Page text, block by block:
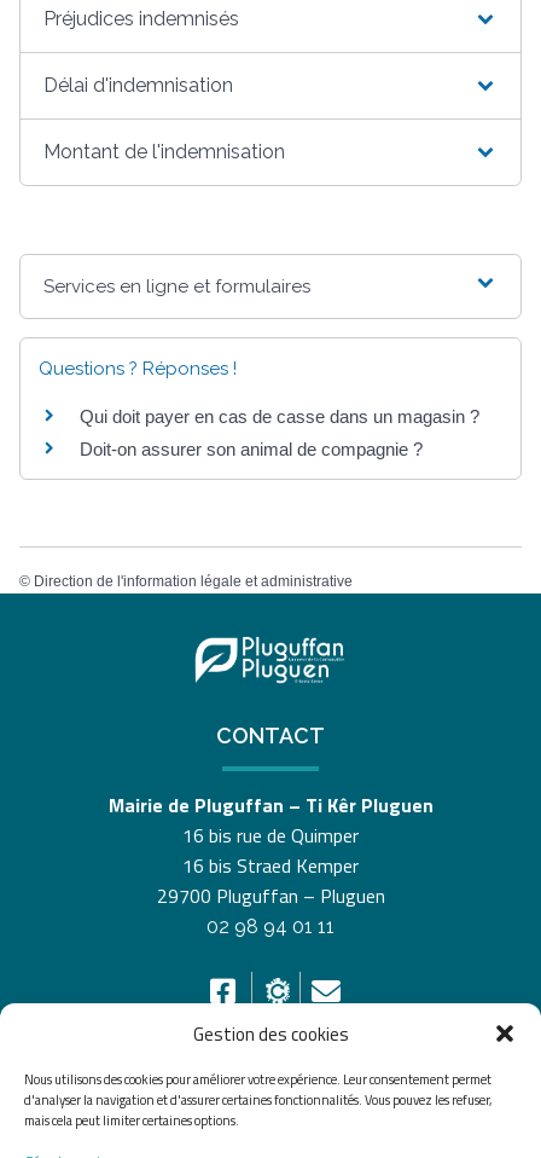
Gestion des cookies
Nous utilisons des cookies pour améliorer votre expérience. Leur consentement permet
d'analyser la navigation et d'assurer certaines fonctionnalités. Vous pouvez les refuser,
mais cela peut limiter certaines options.
Préjudices indemnisés
Délai d'indemnisation
Montant de l'indemnisation
Services en ligne et formulaires
Questions ? Réponses !
Qui doit payer en cas de casse dans un magasin ?
Doit-on assurer son animal de compagnie ?
© Direction de l'information légale et administrative
CONTACT
Mairie de Pluguffan – Ti Kêr Pluguen
16 bis rue de Quimper
16 bis Straed Kemper
29700 Pluguffan – Pluguen
02 98 94 01 11
HORAIRES D’OUVERTURE